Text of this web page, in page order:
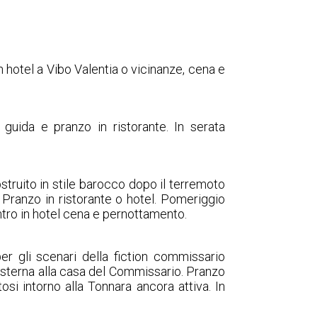
a Vibo Valentia o vicinanze, cena e
e pranzo in ristorante. In serata
in stile barocco dopo il terremoto
in ristorante o hotel. Pomeriggio
in hotel cena e pernottamento.
gli scenari della fiction commissario
alla casa del Commissario. Pranzo
intorno alla Tonnara ancora attiva. In